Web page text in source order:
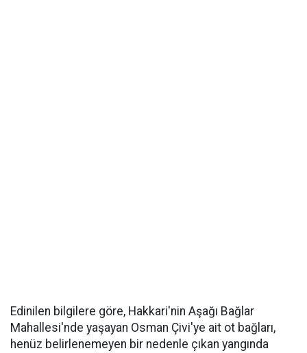
Edinilen bilgilere göre, Hakkari'nin Aşağı Bağlar
Mahallesi'nde yaşayan Osman Çivi'ye ait ot bağları,
henüz belirlenemeyen bir nedenle çıkan yangında